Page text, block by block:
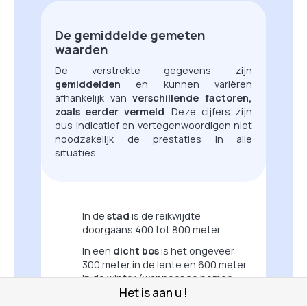
De gemiddelde gemeten
waarden
De verstrekte gegevens zijn
gemiddelden en kunnen variëren
afhankelijk vanverschillende factoren,
zoals eerder vermeld. Deze cijfers zijn
dus indicatief en vertegenwoordigen niet
noodzakelijk de prestaties in alle
situaties.
In de stad is de reikwijdte
doorgaans 400 tot 800 meter
In een dicht bosis het ongeveer
300 meter in de lente en 600 meter
in de winter (wanneer de bomen
hun bladeren verliezen)
Het is aan u !